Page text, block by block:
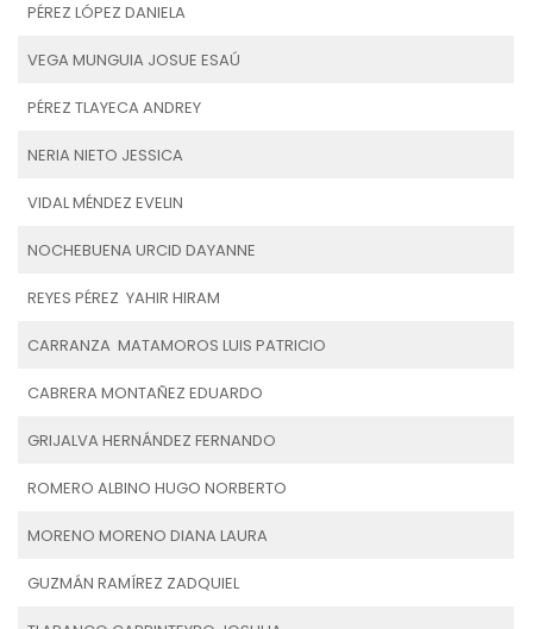
PÉREZ LÓPEZ DANIELA
VEGA MUNGUIA JOSUE ESAÚ
PÉREZ TLAYECA ANDREY
NERIA NIETO JESSICA
VIDAL MÉNDEZ EVELIN
NOCHEBUENA URCID DAYANNE
REYES PÉREZ YAHIR HIRAM
CARRANZA MATAMOROS LUIS PATRICIO
CABRERA MONTAÑEZ EDUARDO
GRIJALVA HERNÁNDEZ FERNANDO
ROMERO ALBINO HUGO NORBERTO
MORENO MORENO DIANA LAURA
GUZMÁN RAMÍREZ ZADQUIEL